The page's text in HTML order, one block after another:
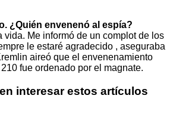
¿Quién envenenó al espía?
vida. Me informó de un complot de los
le estaré agradecido , aseguraba
aireó que el envenenamiento
fue ordenado por el magnate.
interesar estos artículos